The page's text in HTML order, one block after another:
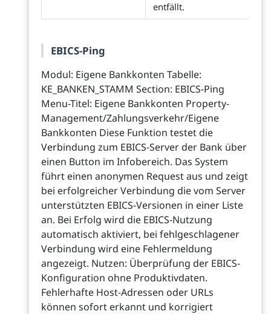
entfällt.
EBICS-Ping
Modul: Eigene Bankkonten Tabelle:
KE_BANKEN_STAMM Section: EBICS-Ping
Menu-Titel: Eigene Bankkonten Property-
Management/Zahlungsverkehr/Eigene
Bankkonten Diese Funktion testet die
Verbindung zum EBICS-Server der Bank über
einen Button im Infobereich. Das System
führt einen anonymen Request aus und zeigt
bei erfolgreicher Verbindung die vom Server
unterstützten EBICS-Versionen in einer Liste
an. Bei Erfolg wird die EBICS-Nutzung
automatisch aktiviert, bei fehlgeschlagener
Verbindung wird eine Fehlermeldung
angezeigt. Nutzen: Überprüfung der EBICS-
Konfiguration ohne Produktivdaten.
Fehlerhafte Host-Adressen oder URLs
können sofort erkannt und korrigiert